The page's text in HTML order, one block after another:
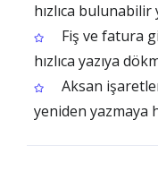
hızlıca
Fiş ve fatura
hızlıca yazıya
Aksan
yeniden yazmaya